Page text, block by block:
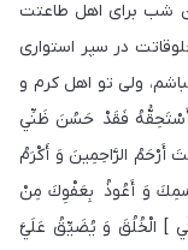
شب براى اهل طاعتت
در سپر استوارى
ولى تو اهل كرم و
أَسْتَحِقُّهُ فَقَدْ حَسُنَ ظَنِّي
الرَّاحِمِينَ وَ أَكْرَمُ
وَ أَعُوذُ بِعَفْوِكَ مِنْ
] الْخُلُقَ وَ يُضَيِّقُ عَلَيَّ